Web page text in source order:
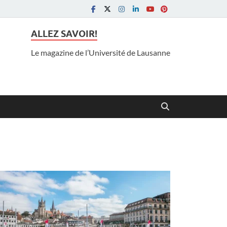
ALLEZ SAVOIR!
Le magazine de l’Université de Lausanne